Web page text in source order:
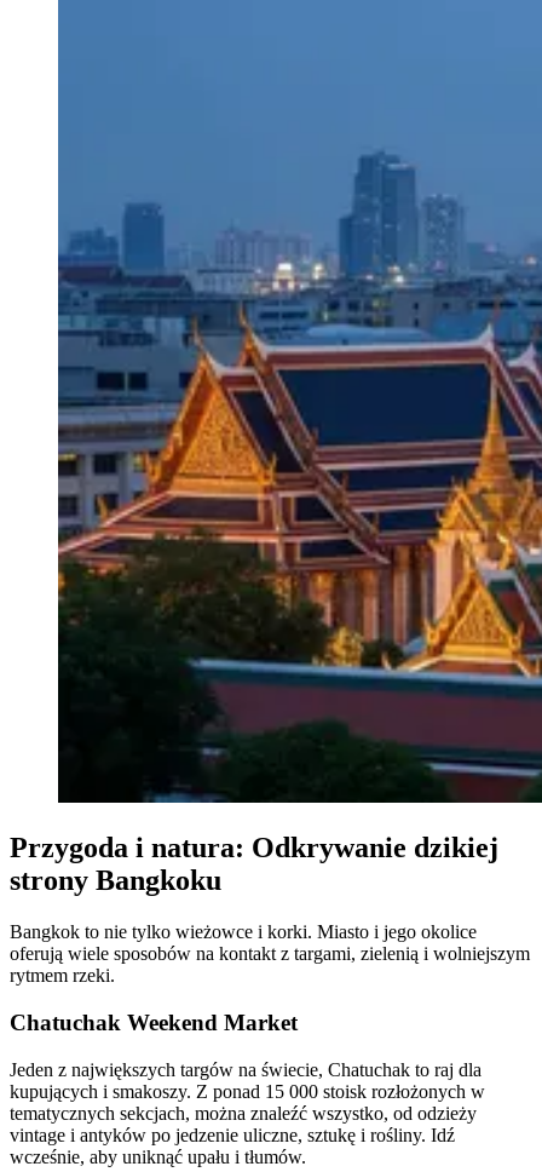
Przygoda i natura: Odkrywanie dzikiej
strony Bangkoku
Bangkok to nie tylko wieżowce i korki. Miasto i jego okolice
oferują wiele sposobów na kontakt z targami, zielenią i wolniejszym
rytmem rzeki.
Chatuchak Weekend Market
Jeden z największych targów na świecie, Chatuchak to raj dla
kupujących i smakoszy. Z ponad 15 000 stoisk rozłożonych w
tematycznych sekcjach, można znaleźć wszystko, od odzieży
vintage i antyków po jedzenie uliczne, sztukę i rośliny. Idź
wcześnie, aby uniknąć upału i tłumów.